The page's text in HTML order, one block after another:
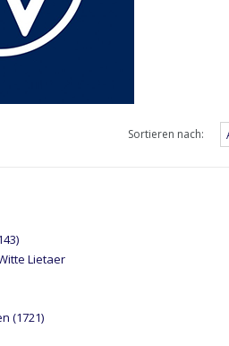
Sortieren nach:
Lietaer
(1721)